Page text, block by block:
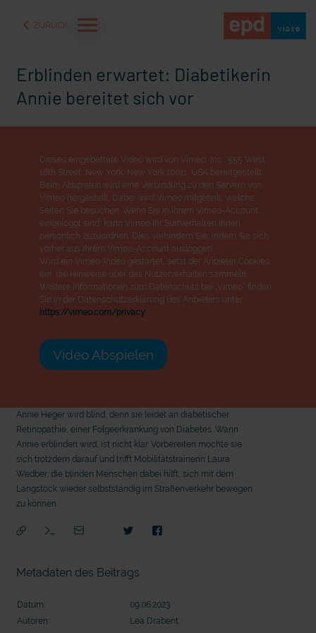
ZURÜCK
oder "Deppen der "Wir bauen Cherson wieder auf" - Optimismus in der
Erblinden erwartet: Diabetikerin
Annie bereitet sich vor
Dieses eingebettete Video wird von Vimeo, Inc., 555 West
18th Street, New York, New York 10011, USA bereitgestellt.
Beim Abspielen wird eine Verbindung zu den Servern von
Vimeo hergestellt. Dabei wird Vimeo mitgeteilt, welche
Seiten Sie besuchen. Wenn Sie in Ihrem Vimeo-Account
eingeloggt sind, kann Vimeo Ihr Surfverhalten Ihnen
persönlich zuzuordnen. Dies verhindern Sie, indem Sie sich
vorher aus Ihrem Vimeo-Account ausloggen.
Wird ein Vimeo-Video gestartet, setzt der Anbieter Cookies
ein, die Hinweise über das Nutzerverhalten sammeln.
Weitere Informationen zum Datenschutz bei „Vimeo“ finden
Sie in der Datenschutzerklärung des Anbieters unter:
https://vimeo.com/privacy
Video Abspielen
Annie Heger wird blind, denn sie leidet an diabetischer
Retinopathie, einer Folgeerkrankung von Diabetes. Wann
Annie erblinden wird, ist nicht klar. Vorbereiten möchte sie
sich trotzdem darauf und trifft Mobilitätstrainerin Laura
Wedber, die blinden Menschen dabei hilft, sich mit dem
Langstock wieder selbstständig im Straßenverkehr bewegen
zu können.
Metadaten des Beitrags
Datum:
09.06.2023
Autoren:
Lea Drabent